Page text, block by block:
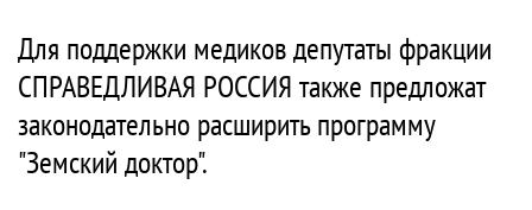
Для поддержки медиков депутаты фракции
СПРАВЕДЛИВАЯ РОССИЯ также предложат
законодательно расширить программу
"Земский доктор".